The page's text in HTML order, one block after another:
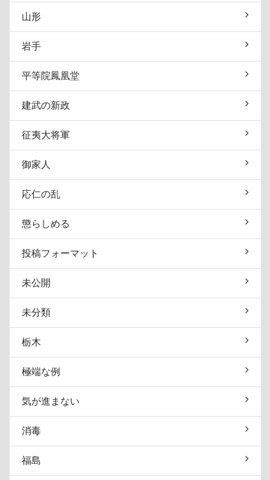
山形
岩手
平等院鳳凰堂
建武の新政
征夷大将軍
御家人
応仁の乱
懲らしめる
投稿フォーマット
未公開
未分類
栃木
極端な例
気が進まない
消毒
福島